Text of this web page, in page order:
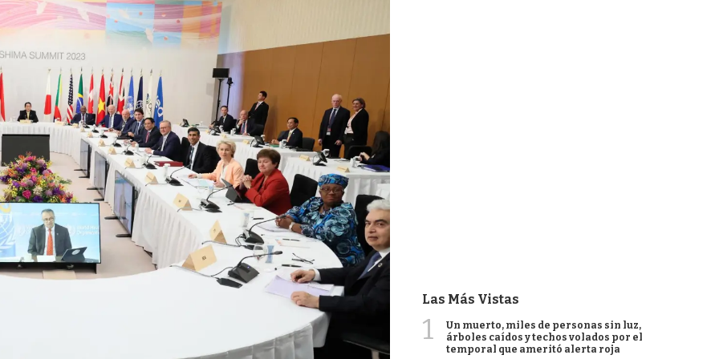
Las Más Vistas
1
Un muerto, miles de personas sin luz,
árboles caídos y techos volados por el
temporal que ameritó alerta roja